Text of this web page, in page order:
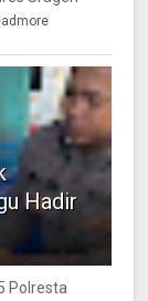
Hadir
Polresta